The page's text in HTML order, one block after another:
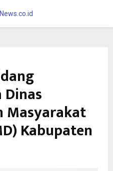
Dinas
Masyarakat
Kabupaten